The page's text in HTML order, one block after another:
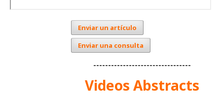
Enviar un artículo
Enviar una consulta
---------------------------------
Videos Abstracts